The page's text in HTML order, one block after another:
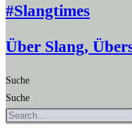
#Slangtimes
Über Slang,
Suche
Suche